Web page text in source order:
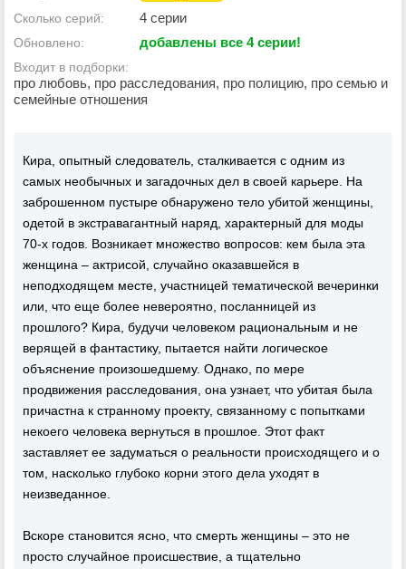
Сколько серий: 4 серии
Обновлено: добавлены все 4 серии!
Входит в подборки:
про любовь, про расследования, про полицию, про семью и
семейные отношения
Кира, опытный следователь, сталкивается с одним из
самых необычных и загадочных дел в своей карьере. На
заброшенном пустыре обнаружено тело убитой женщины,
одетой в экстравагантный наряд, характерный для моды
70-х годов. Возникает множество вопросов: кем была эта
женщина – актрисой, случайно оказавшейся в
неподходящем месте, участницей тематической вечеринки
или, что еще более невероятно, посланницей из
прошлого? Кира, будучи человеком рациональным и не
верящей в фантастику, пытается найти логическое
объяснение произошедшему. Однако, по мере
продвижения расследования, она узнает, что убитая была
причастна к странному проекту, связанному с попытками
некоего человека вернуться в прошлое. Этот факт
заставляет ее задуматься о реальности происходящего и о
том, насколько глубоко корни этого дела уходят в
неизведанное.
Вскоре становится ясно, что смерть женщины – это не
просто случайное происшествие, а тщательно